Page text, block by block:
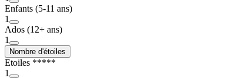
Enfants (5-11 ans)
1
Ados (12+ ans)
1
Nombre d'étoiles
Etoiles *****
1